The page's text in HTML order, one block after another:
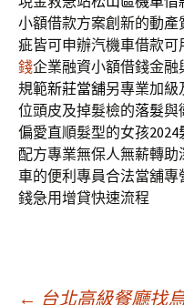
小額借款方案創新的動產
疵皆可申辦汽機車借款
錢企業融資小額借錢金
規範新莊當舖另專業加級
位頭皮及掉髮檢的落髮與
偏愛直順髮型的女孩
配方專業無保人無薪轉助
車的便利專員合法當舖
錢急用增貸快速流程
← 台北高級餐廳找